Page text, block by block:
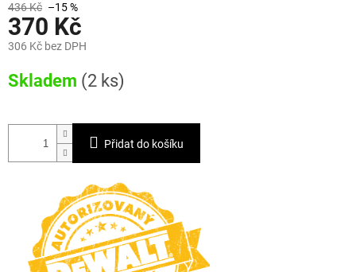
436 Kč –15 %
370 Kč
306 Kč bez DPH
cena:
Skladem (2 ks)
Přidat do košíku